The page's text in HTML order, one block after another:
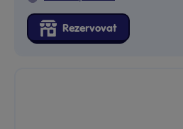
Rezervovat